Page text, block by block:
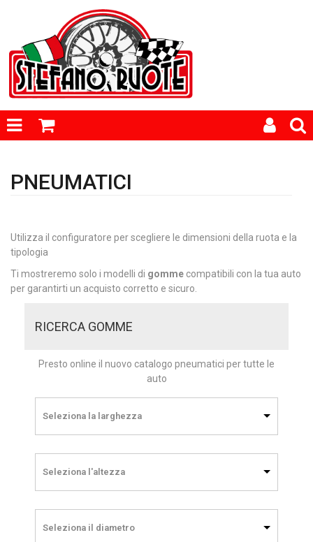
PNEUMATICI
Utilizza il configuratore per scegliere le dimensioni della ruota e la
tipologia
Ti mostreremo solo i modelli di gomme compatibili con la tua auto
per garantirti un acquisto corretto e sicuro.
RICERCA GOMME
Presto online il nuovo catalogo pneumatici per tutte le
auto
Seleziona la larghezza
Seleziona l'altezza
Seleziona il diametro